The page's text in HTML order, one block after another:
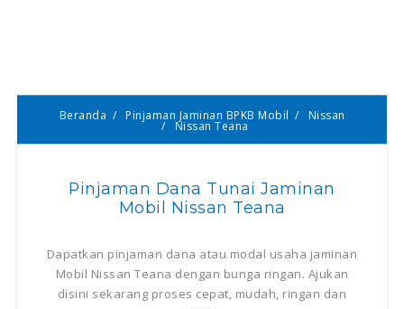
Beranda Pinjaman Jaminan BPKB Mobil Nissan
Nissan Teana
Pinjaman Dana Tunai Jaminan
Mobil Nissan Teana
Dapatkan pinjaman dana atau modal usaha jaminan
Mobil Nissan Teana dengan bunga ringan. Ajukan
disini sekarang proses cepat, mudah, ringan dan